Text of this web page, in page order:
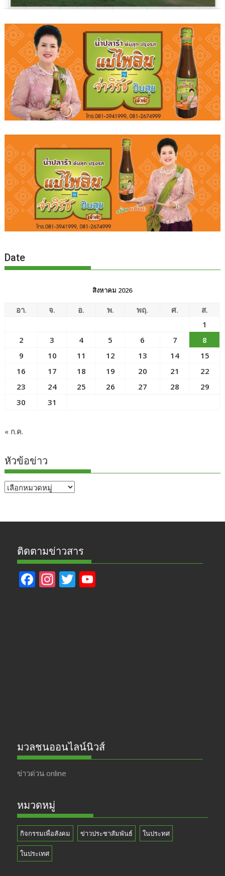
Date
สิงหาคม 2026
อา. จ. อ. พ. พฤ. ศ.
ส.
1
2
3 4 5 6 7
8
9
10 11 12 13 14
15
16
17 18 19 20 21
22
23
24 25 26 27 28
29
30
31
« ก.ค.
หัวข้อข่าว
หัวข้อ
ติดตามข่าวสาร
F In T
มวลชนออนไลน์นิวส์
ข่าวด่วน online
หมวดหมู่
กิจกรรมเพื่อสังคม ข่าวประชาสัมพันธ์ ในประทศ
ในประเทศ